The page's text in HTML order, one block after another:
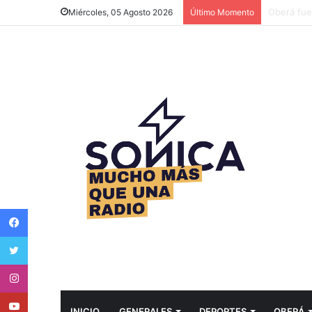
Miércoles, 05 Agosto 2026 Último Momento Más de
Youtube